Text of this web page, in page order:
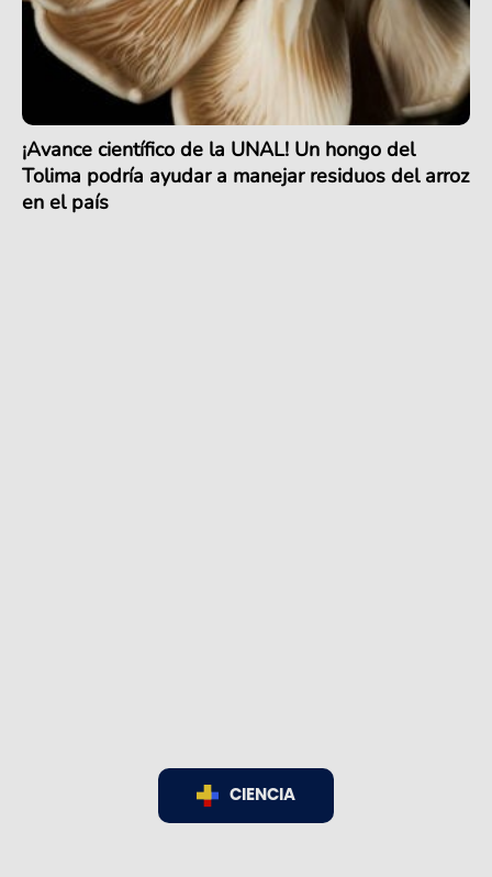
¡Avance científico de la UNAL! Un hongo del
Tolima podría ayudar a manejar residuos del arroz
en el país
CIENCIA